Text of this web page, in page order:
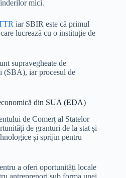
mici.
iar SBIR este că primul
lucrează cu o instituție de
supravegheate de
(SBA), iar procesul de
din SUA (EDA)
de Comerț al Statelor
de granturi de la stat și
și sprijin pentru
a oferi oportunități locale
antreprenori sub forma unei